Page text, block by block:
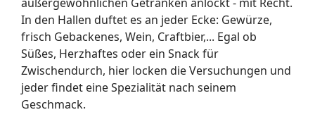
In den Hallen duftet es an jeder Ecke: Gewürze,
frisch Gebackenes, Wein, Craftbier,... Egal ob
Süßes, Herzhaftes oder ein Snack für
Zwischendurch, hier locken die Versuchungen und
jeder findet eine Spezialität nach seinem
Geschmack.